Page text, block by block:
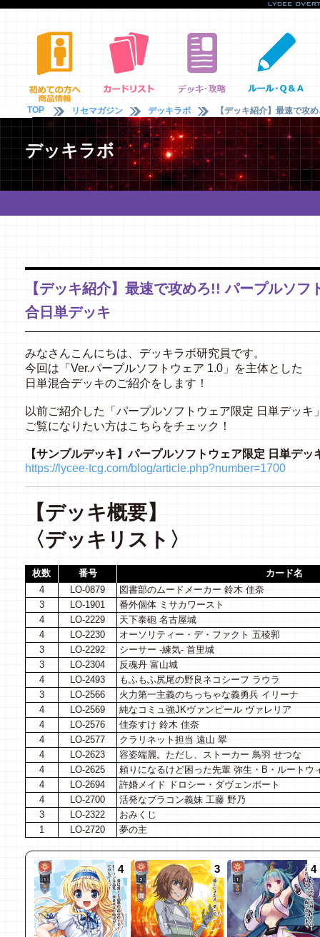
TOP リセマガジン デッキラボ 【デッキ紹介】最速で攻
デッキラボ
【デッキ紹介】最速で攻めろ!! パープルソフ
合日単デッキ
みなさんこんにちは、デッキラボ研究員です。
今回は「Ver.パープルソフトウェア 1.0」を主体とした
日単混合デッキのご紹介をします！
以前ご紹介した「パープルソフトウェア限定 日単デッキ
ご覧になりたい方はこちらをチェック！
【サンプルデッキ】パープルソフトウェア限定 日単デッ
https://lycee-tcg.com/blog/article.php?number=1700
【デッキ概要】
〈デッキリスト〉
枚数 番号
カード名
4
LO-0879
図書部のムードメーカー 鈴木 佳奈
3
LO-1901
番外個体 ミサカワースト
4
LO-2229
天下泰砲 名古屋城
4
LO-2230
オーソリティー・デ・ファクト 五稜郭
3
LO-2292
シーサー -練気- 首里城
3
LO-2304
反魂丹 富山城
4
LO-2493
もふもふ尻尾の野良ネコシーフ ラウラ
3
LO-2566
火力第一主義のちっちゃな義勇兵 イリーナ
4
LO-2569
純なコミュ強JKヴァンピール ヴァレリア
4
LO-2576
佳奈すけ 鈴木 佳奈
4
LO-2577
クラリネット担当 遠山 翠
4
LO-2623
容姿端麗。ただし、ストーカー 鳥羽 せつな
4
LO-2625
頼りになるけど困った先輩 弥生・B・ルートウ
4
LO-2694
許婚メイド ドロシー・ダヴェンポート
4
LO-2700
活発なブラコン義妹 工藤 野乃
3
LO-2322
おみくじ
1
LO-2720 夢の主
4 3 4